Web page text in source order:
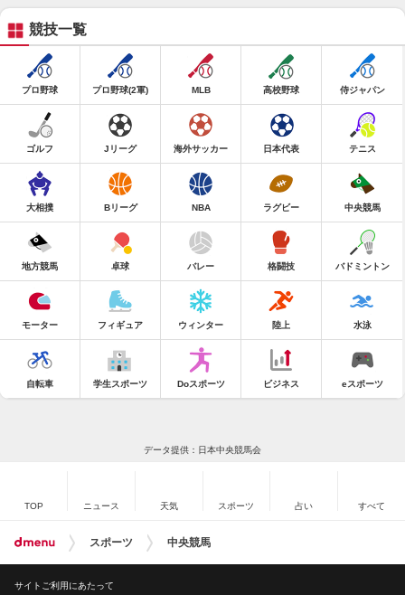
競技一覧
プロ野球 プロ野球(2軍) MLB 高校野球 侍ジャパン
ゴルフ Jリーグ 海外サッカー 日本代表 テニス
大相撲 Bリーグ NBA ラグビー 中央競馬
地方競馬 卓球 バレー 格闘技 バドミントン
モーター フィギュア ウィンター 陸上 水泳
自転車 学生スポーツ Doスポーツ ビジネス eスポーツ
データ提供：日本中央競馬会
TOP ニュース 天気 スポーツ 占い すべて
スポーツ 中央競馬
サイトご利用にあたって